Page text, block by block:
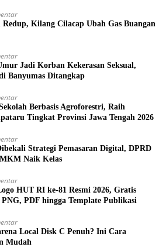
Kilang Cilacap Ubah Gas Buangan
Jadi Korban Kekerasan Seksual,
Banyumas Ditangkap
Berbasis Agroforestri, Raih
Tingkat Provinsi Jawa Tengah 2026
Strategi Pemasaran Digital, DPRD
Naik Kelas
HUT RI ke-81 Resmi 2026, Gratis
PDF hingga Template Publikasi
Local Disk C Penuh? Ini Cara
Mudah